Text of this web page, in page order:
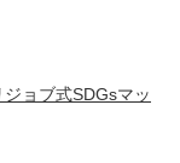
ョブ式SDGsマッ